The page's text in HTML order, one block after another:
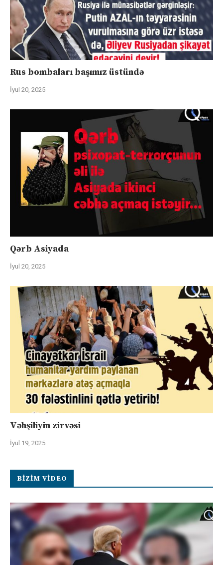
Rus bombaları başımız üstündə
İyul 20, 2025
Qərb Asiyada
İyul 20, 2025
Vəhşiliyin zirvəsi
İyul 19, 2025
BIZIM VIDEO